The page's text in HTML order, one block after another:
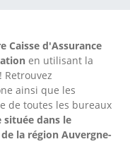
Caisse d'Assurance
en utilisant la
Retrouvez
ainsi que les
de toutes les bureaux
située dans le
la région Auvergne-